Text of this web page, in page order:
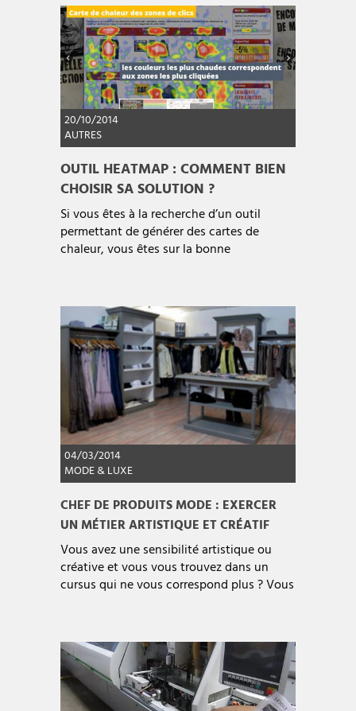
20/10/2014
AUTRES
OUTIL HEATMAP : COMMENT BIEN
CHOISIR SA SOLUTION ?
Si vous êtes à la recherche d’un outil
permettant de générer des cartes de
chaleur, vous êtes sur la bonne
04/03/2014
MODE & LUXE
CHEF DE PRODUITS MODE : EXERCER
UN MÉTIER ARTISTIQUE ET CRÉATIF
Vous avez une sensibilité artistique ou
créative et vous vous trouvez dans un
cursus qui ne vous correspond plus ? Vous